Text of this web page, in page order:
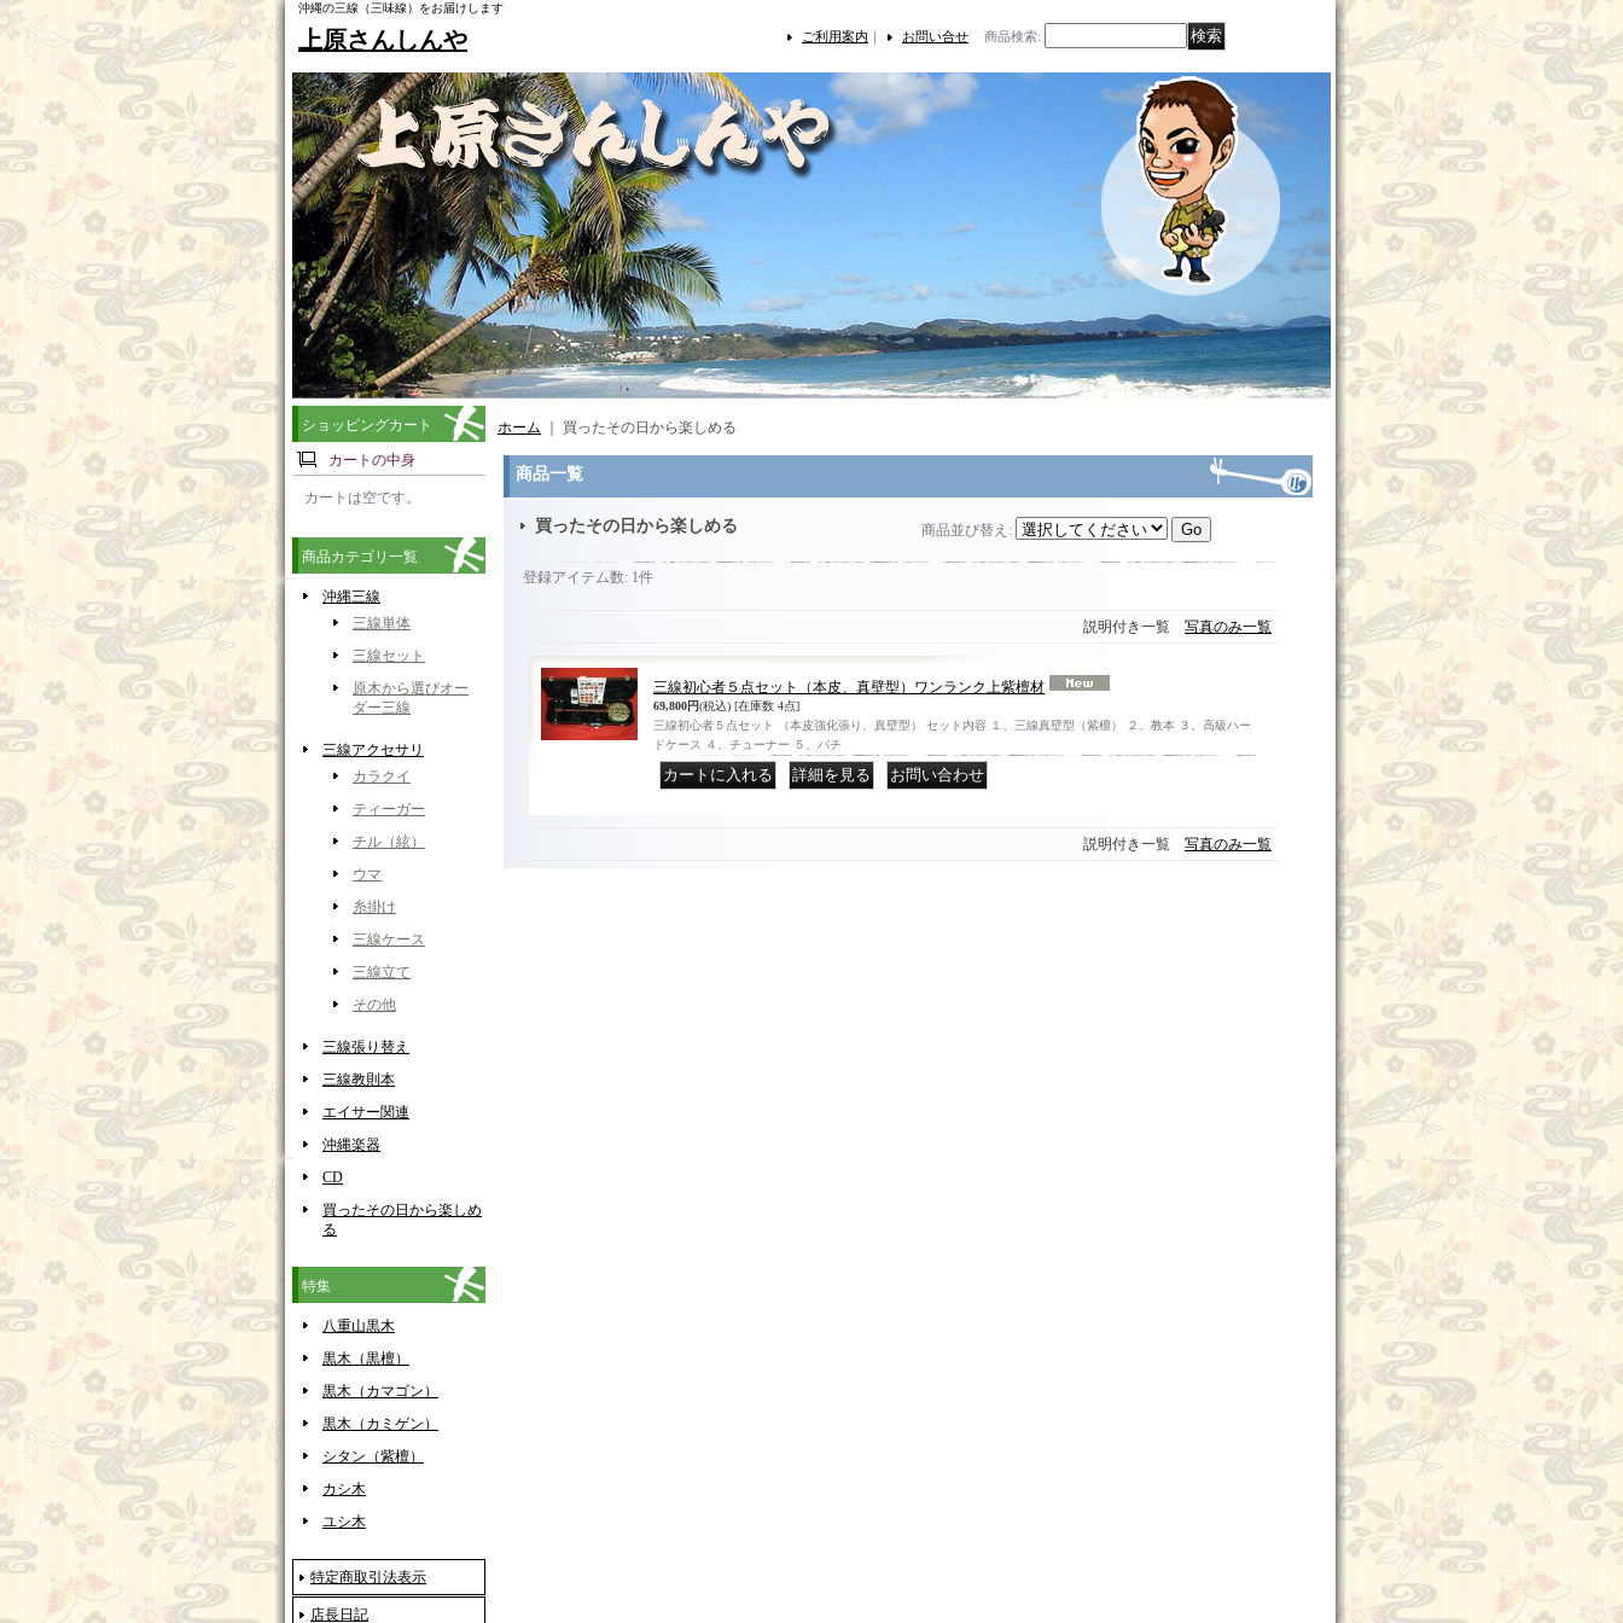
沖縄の三線（三味線）をお届けします
上原さんしんや ご利用案内 ｜ お問い合せ 商品検索:
ショッピングカート
カートの中身
カートは空です。
商品カテゴリ一覧
沖縄三線
三線単体
三線セット
原木から選びオー
ダー三線
三線アクセサリ
カラクイ
ティーガー
チル（絃）
ウマ
糸掛け
三線ケース
三線立て
その他
三線張り替え
三線教則本
エイサー関連
沖縄楽器
CD
買ったその日から楽しめ
る
特集
八重山黒木
黒木（黒檀）
黒木（カマゴン）
黒木（カミゲン）
シタン（紫檀）
カシ木
ユシ木
特定商取引法表示
店長日記
ホーム 買ったその日から楽しめる
商品一覧
買ったその日から楽しめる 商品並び替え :
登録アイテム数: 1件
説明付き一覧 写真のみ一覧
三線初心者５点セット（本皮、真壁型）ワンランク上紫檀材
69,800円(税込) [在庫数 4点]
三線初心者５点セット （本皮強化張り、真壁型） セット内容 １、三線真壁型（紫檀） ２、教本 ３、高級ハー
ドケース ４、チューナー ５、バチ
説明付き一覧 写真のみ一覧